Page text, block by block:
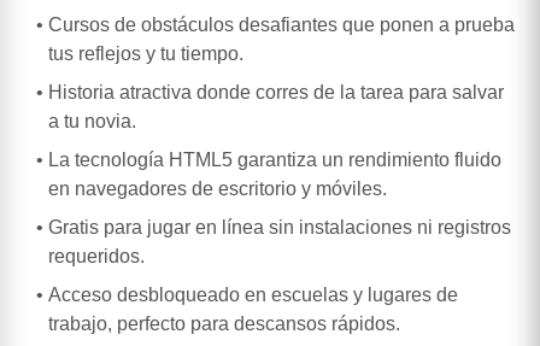
Cursos de obstáculos desafiantes que ponen a prueba
tus reflejos y tu tiempo.
Historia atractiva donde corres de la tarea para salvar
a tu novia.
La tecnología HTML5 garantiza un rendimiento fluido
en navegadores de escritorio y móviles.
Gratis para jugar en línea sin instalaciones ni registros
requeridos.
Acceso desbloqueado en escuelas y lugares de
trabajo, perfecto para descansos rápidos.